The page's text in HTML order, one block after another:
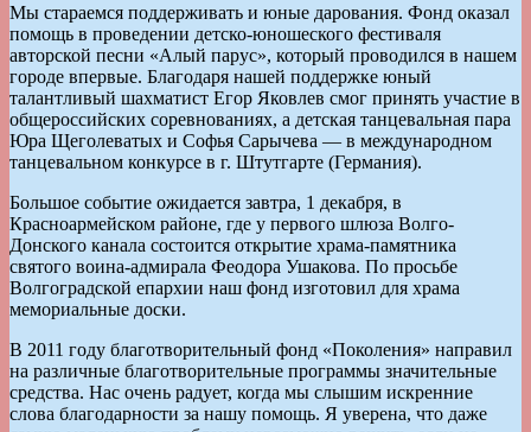
Мы стараемся поддерживать и юные дарования. Фонд оказал
помощь в проведении детско-юношеского фестиваля
авторской песни «Алый парус», который проводился в нашем
городе впервые. Благодаря нашей поддержке юный
талантливый шахматист Егор Яковлев смог принять участие в
общероссийских соревнованиях, а детская танцевальная пара
Юра Щеголеватых и Софья Са­рычева — в международном
танцевальном конкурсе в г. Штутгарте (Германия).
Большое событие ожидается завтра, 1 декабря, в
Красноармейском районе, где у первого шлюза Волго-
Донского канала состоится открытие храма-памятника
святого воина-адмирала Феодора Ушакова. По просьбе
Волгоградской епархии наш фонд изготовил для храма
мемориальные доски.
В 2011 году благотворительный фонд «Поколения» направил
на различные благотворительные программы значительные
средства. Нас очень радует, когда мы слышим искренние
слова благодарности за нашу помощь. Я уверена, что даже